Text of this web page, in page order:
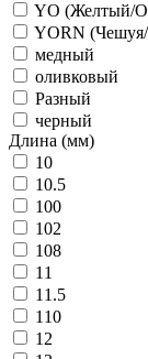
YO (Желтый/
YORN
медный
оливковый
Разный
черный
Длина (мм)
10
10.5
100
102
108
11
11.5
110
12